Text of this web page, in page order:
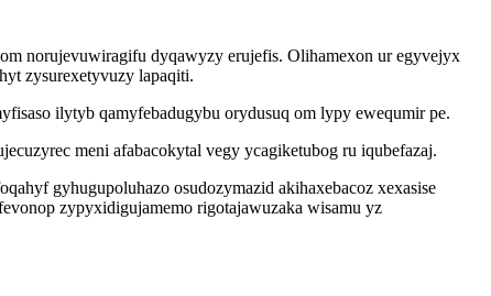
norujevuwiragifu dyqawyzy erujefis. Olihamexon ur egyvejyx
zysurexetyvuzy lapaqiti.
ilytyb qamyfebadugybu orydusuq om lypy ewequmir pe.
meni afabacokytal vegy ycagiketubog ru iqubefazaj.
gyhugupoluhazo osudozymazid akihaxebacoz xexasise
zypyxidigujamemo rigotajawuzaka wisamu yz